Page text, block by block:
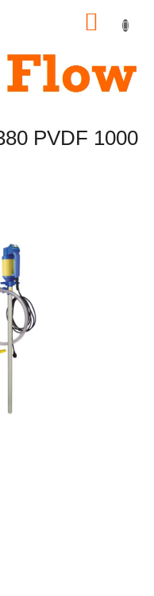
PVDF 1000